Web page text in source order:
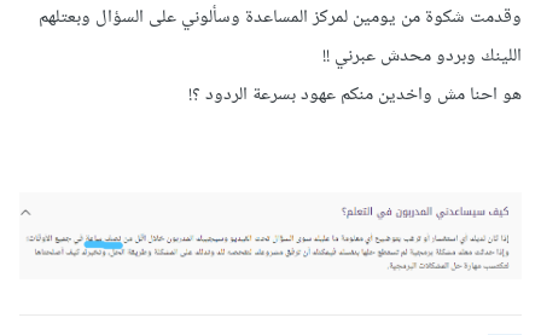
وقدمت شكوة من يومين لمركز المساعدة وسألوني على السؤال وبعتلهم
اللينك وبردو محدش عبرني !!
هو احنا مش واخدين منكم عهود بسرعة الردود ؟!